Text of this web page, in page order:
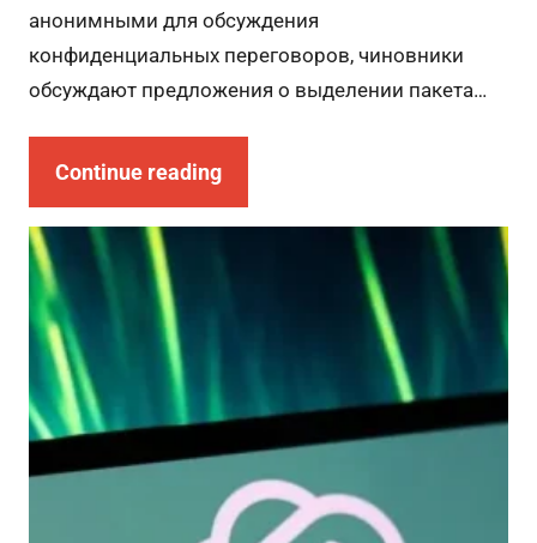
анонимными для обсуждения
конфиденциальных переговоров, чиновники
обсуждают предложения о выделении пакета…
Continue reading